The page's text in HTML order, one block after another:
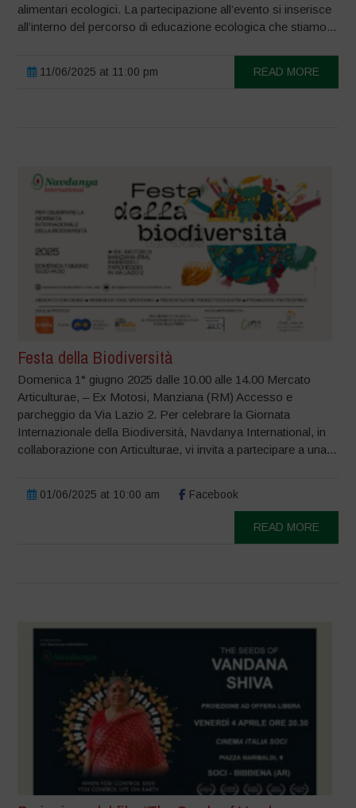
alimentari ecologici. La partecipazione all’evento si inserisce
all’interno del percorso di educazione ecologica che stiamo...
11/06/2025 at 11:00 pm READ MORE
Festa della Biodiversità
Domenica 1° giugno 2025 dalle 10.00 alle 14.00 Mercato
Articulturae, – Ex Motosi, Manziana (RM) Accesso e
parcheggio da Via Lazio 2. Per celebrare la Giornata
Internazionale della Biodiversità, Navdanya International, in
collaborazione con Articulturae, vi invita a partecipare a una...
01/06/2025 at 10:00 am Facebook
READ MORE